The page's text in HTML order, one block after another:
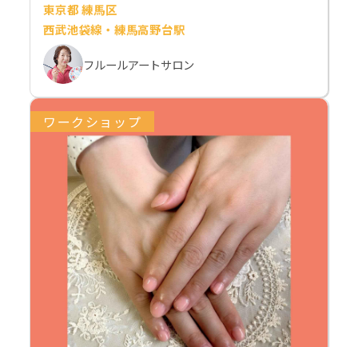
東京都 練馬区
西武池袋線・練馬高野台駅
フルールアートサロン
ワークショップ